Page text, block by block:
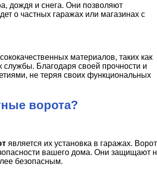
дождя и снега. Они позволяют
о частных гаражах или магазинах с
материалов, таких как
Благодаря своей прочности и
не теряя своих функциональных
ворота?
является их установка в гаражах.
вашего дома. Они защищают
безопасным.